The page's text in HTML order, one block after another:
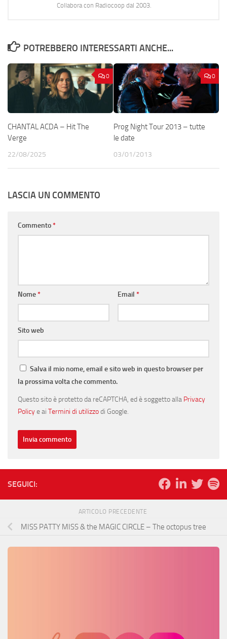
Collabora con Radiocoop dal 2003.
POTREBBERO INTERESSARTI ANCHE...
0
CHANTAL ACDA – Hit The
Verge
22/08/2025
0
Prog Night Tour 2013 – tutte
le date
03/01/2013
LASCIA UN COMMENTO
Commento*
Nome* Email *
Sito web
Salva il mio nome, email e sito web in questo browser per
la prossima volta che commento.
Questo sito è protetto da reCAPTCHA, ed è soggetto alla Privacy
Policye ai Termini di utilizzodi Google.
SEGUICI:
ARTICOLO PRECEDENTE
MISS PATTY MISS & the MAGIC CIRCLE – The octopus tree